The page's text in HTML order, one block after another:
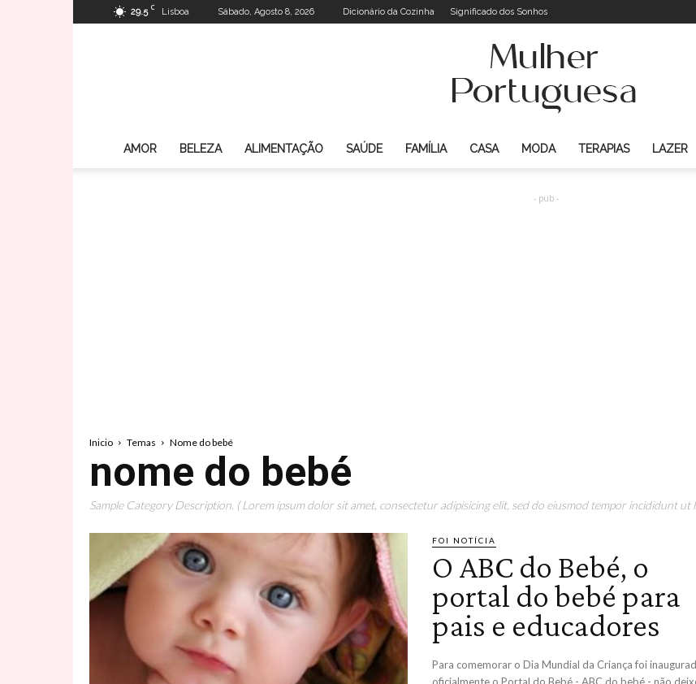
29.5 C Lisboa Sábado, Agosto 8, 2026 Dicionário da Cozinha Significado dos Sonhos
AMOR BELEZA ALIMENTAÇÃO SAÚDE FAMÍLIA CASA MODA TERAPIAS LAZER
- pub -
Inicio Temas Nome do bebé
nome do bebé
Sample Category Description. ( Lorem ipsum dolor sit amet, consectetur adipisicing elit, sed do eiusmod tempor incididunt ut
FOI NOTÍCIA
O ABC do Bebé, o
portal do bebé para
pais e educadores
Para comemorar o Dia Mundial da Criança foi